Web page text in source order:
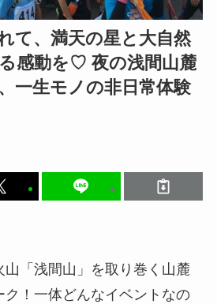
て、満天の星と大自然
感動を♡ 夜の浅間山麓
一生モノの非日常体験
山「浅間山」を取り巻く山麓
！一体どんなイベントなの